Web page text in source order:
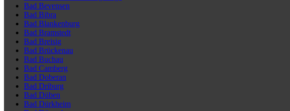
Bad Bevensen
Bad Bibra
Bad Blankenburg
Bad Bramstedt
Bad Breisig
Bad Brückenau
Bad Buchau
Bad Camberg
Bad Doberan
Bad Driburg
Bad Düben
Bad Dürkheim